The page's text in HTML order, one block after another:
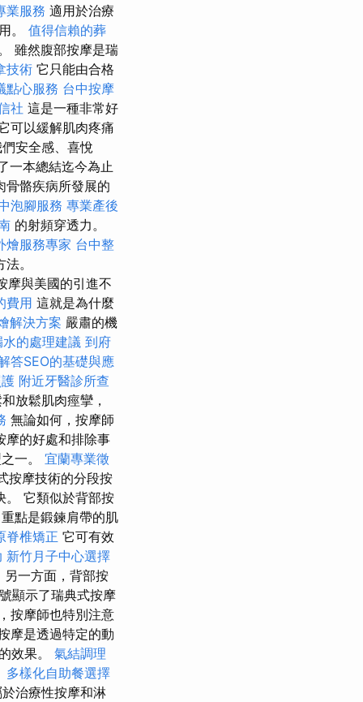
業服務 適用於治療
。 值得信賴的葬
雖然腹部按摩是瑞
技術 它只能由合格
點心服務 台中按摩
社 這是一種非常好
可以緩解肌肉疼痛
安全感、喜悅
一本總結迄今為止
骼疾病所發展的
泡腳服務 專業產後
的射頻穿透力。
燴服務專家 台中整
。
摩與美國的引進不
費用 這就是為什麼
解決方案 嚴肅的機
的處理建議 到府
答SEO的基礎與應
附近牙醫診所查
放鬆肌肉痙攣，
無論如何，按摩師
的好處和排除事
一。 宜蘭專業徵
按摩技術的分段按
。 它類似於背部按
點是鍛鍊肩帶的肌
脊椎矯正 它可有效
新竹月子中心選擇
一方面，背部按
顯示了瑞典式按摩
按摩師也特別注意
摩是透過特定的動
效果。 氣結調理
多樣化自助餐選擇
治療性按摩和淋